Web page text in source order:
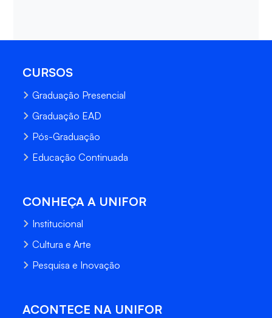
CURSOS
Graduação Presencial
Graduação EAD
Pós-Graduação
Educação Continuada
CONHEÇA A UNIFOR
Institucional
Cultura e Arte
Pesquisa e Inovação
ACONTECE NA UNIFOR